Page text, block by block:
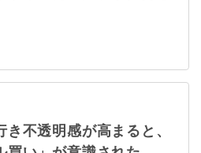
不透明感が高まると、